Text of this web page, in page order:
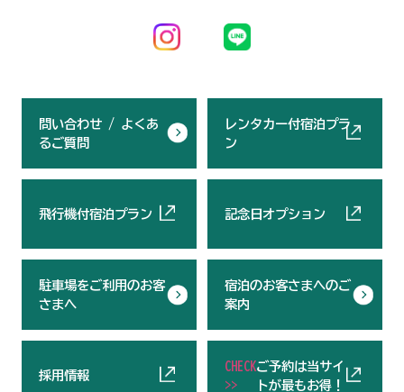
問い合わせ / よくあ
るご質問
レンタカー付宿泊プラ
ン
飛行機付宿泊プラン 記念日オプション
駐車場をご利用のお客
さまへ
宿泊のお客さまへのご
案内
採用情報
CHECK
>>
ご予約は当サイ
トが最もお得！